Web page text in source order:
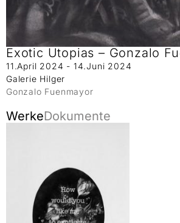
Exotic Utopias – Gonzalo
11.April 2024 - 14.Juni 2024
Galerie Hilger
Gonzalo Fuenmayor
WerkeDokumente